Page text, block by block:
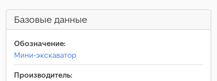
Базовые данные
Обозначение:
Мини-экскаватор
Производитель: